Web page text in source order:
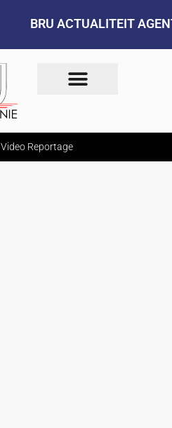
BRU ACTUALITEIT
Video Reportage